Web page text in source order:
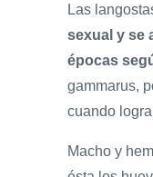
Las
sexual y se
épocas
gammarus,
cuando
Macho y